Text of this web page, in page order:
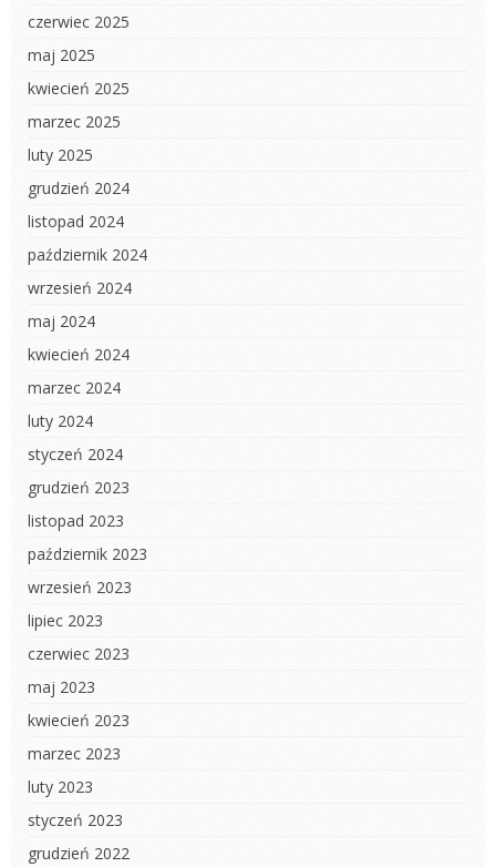
czerwiec 2025
maj 2025
kwiecień 2025
marzec 2025
luty 2025
grudzień 2024
listopad 2024
październik 2024
wrzesień 2024
maj 2024
kwiecień 2024
marzec 2024
luty 2024
styczeń 2024
grudzień 2023
listopad 2023
październik 2023
wrzesień 2023
lipiec 2023
czerwiec 2023
maj 2023
kwiecień 2023
marzec 2023
luty 2023
styczeń 2023
grudzień 2022